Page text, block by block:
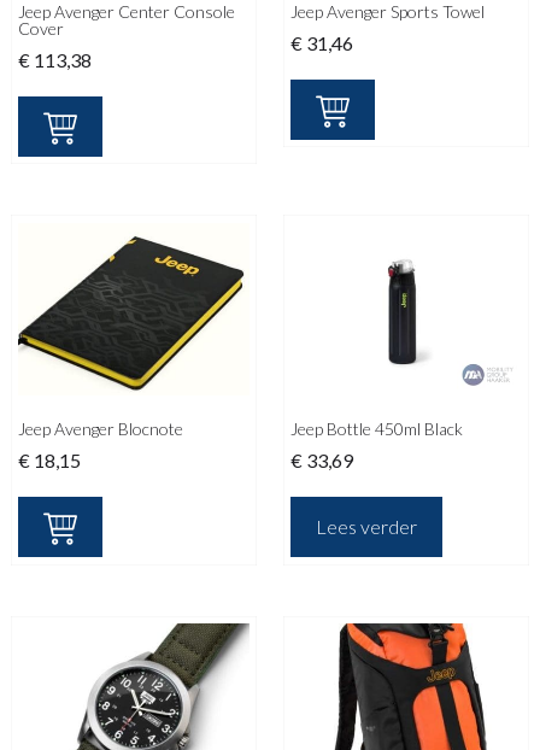
Jeep Avenger Center Console
Cover
€ 113,38
Jeep Avenger Sports Towel
€ 31,46
Jeep Avenger Blocnote
€ 18,15
Jeep Bottle 450ml Black
€ 33,69
Lees verder